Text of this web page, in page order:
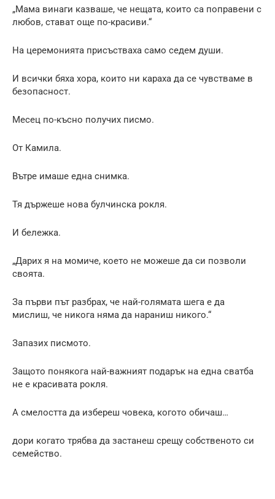
„Мама винаги казваше, че нещата, които са поправени с
любов, стават още по-красиви.“
На церемонията присъстваха само седем души.
И всички бяха хора, които ни караха да се чувстваме в
безопасност.
Месец по-късно получих писмо.
От Камила.
Вътре имаше една снимка.
Тя държеше нова булчинска рокля.
И бележка.
„Дарих я на момиче, което не можеше да си позволи
своята.
За първи път разбрах, че най-голямата шега е да
мислиш, че никога няма да нараниш никого.“
Запазих писмото.
Защото понякога най-важният подарък на една сватба
не е красивата рокля.
А смелостта да избереш човека, когото обичаш…
дори когато трябва да застанеш срещу собственото си
семейство.